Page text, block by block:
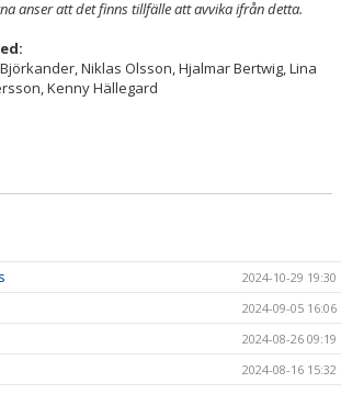
anser att det finns tillfälle att avvika ifrån detta.
Niklas Olsson, Hjalmar Bertwig, Lina
Kenny Hällegard
2024-10-29 19:30
2024-09-05 16:06
2024-08-26 09:19
2024-08-16 15:32